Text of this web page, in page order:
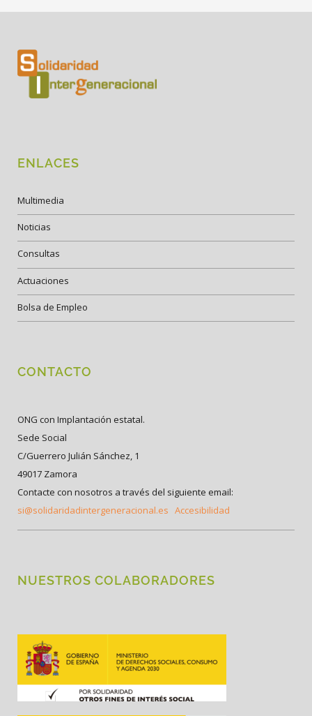
ENLACES
Multimedia
Noticias
Consultas
Actuaciones
Bolsa de Empleo
CONTACTO
ONG con Implantación estatal.
Sede Social
C/Guerrero Julián Sánchez, 1
49017 Zamora
Contacte con nosotros a través del siguiente email:
si@solidaridadintergeneracional.es Accesibilidad
NUESTROS COLABORADORES